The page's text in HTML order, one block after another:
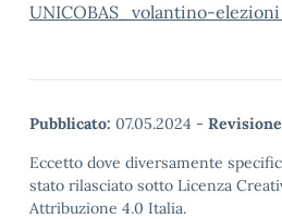
UNICOBAS_volantino-elezioni
Pubblicato: 07.05.2024 -
Eccetto dove diversamente
stato rilasciato sotto Licenza
Attribuzione 4.0 Italia.